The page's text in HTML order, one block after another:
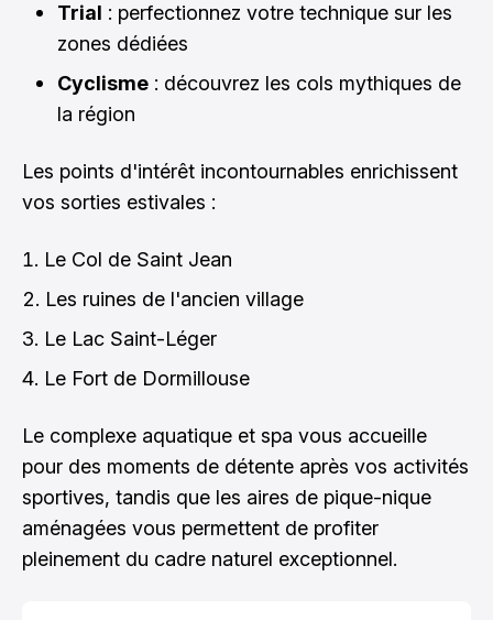
Trial : perfectionnez votre technique sur les
zones dédiées
Cyclisme : découvrez les cols mythiques de
la région
Les points d'intérêt incontournables enrichissent
vos sorties estivales :
Le Col de Saint Jean
Les ruines de l'ancien village
Le Lac Saint-Léger
Le Fort de Dormillouse
Le complexe aquatique et spa vous accueille
pour des moments de détente après vos activités
sportives, tandis que les aires de pique-nique
aménagées vous permettent de profiter
pleinement du cadre naturel exceptionnel.